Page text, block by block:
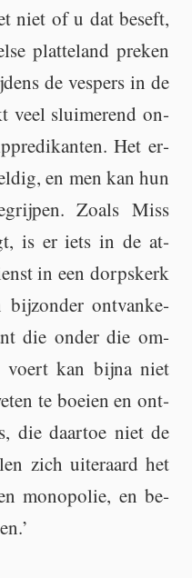
niet of u dat be­seft,
plat­te­land pre­ken
de ves­pers in de
veel slui­me­rend on­
Het er­
en men kan hun
Zoals Miss
is er iets in de at­
in een dorps­kerk
bij­zon­der ont­van­ke­
die onder die om­
voert kan bijna niet
te boei­en en ont­
die daar­toe niet de
zich ui­ter­aard het
mo­no­po­lie, en be­